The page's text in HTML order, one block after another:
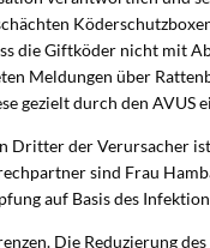
die Giftköder nicht mit
Meldungen über
gezielt durch den AVUS
der Verursacher
sind Frau
auf Basis des
Die Reduzierung